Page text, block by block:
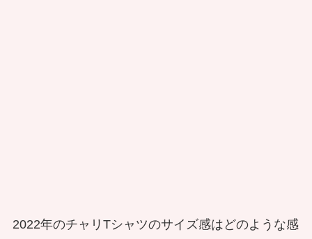
2022年のチャリTシャツのサイズ感はどのような感